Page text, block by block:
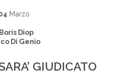
Marzo
Diop
Di Genio
GIUDICATO